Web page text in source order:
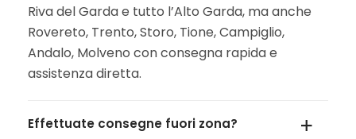
Riva del Garda e tutto l’Alto Garda, ma anche
Rovereto, Trento, Storo, Tione, Campiglio,
Andalo, Molveno con consegna rapida e
assistenza diretta.
Effettuate consegne fuori zona?